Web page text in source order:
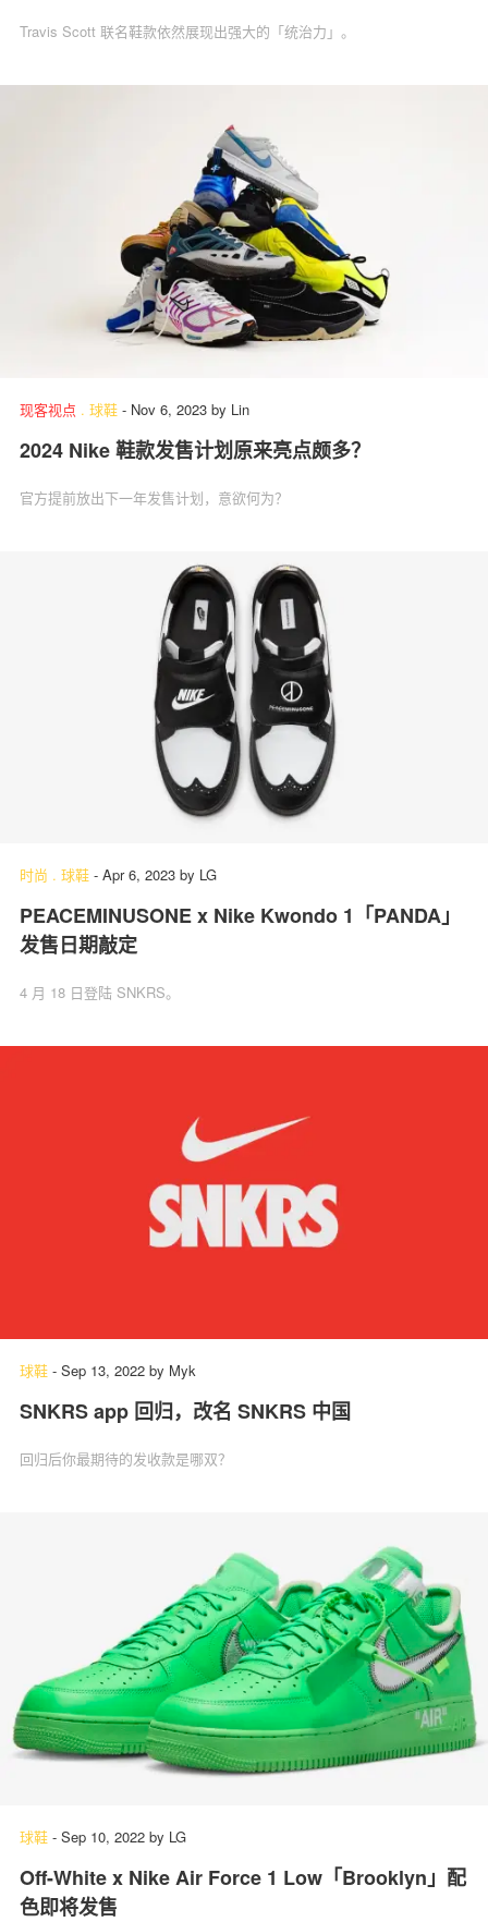
Travis Scott 联名鞋款依然展现出强大的「统治力」。
现客视点 . 球鞋 - Nov 6, 2023 by Lin
2024 Nike 鞋款发售计划原来亮点颇多？
官方提前放出下一年发售计划，意欲何为？
时尚 . 球鞋 - Apr 6, 2023 by LG
PEACEMINUSONE x Nike Kwondo 1「PANDA」
发售日期敲定
4 月 18 日登陆 SNKRS。
球鞋 - Sep 13, 2022 by Myk
SNKRS app 回归，改名 SNKRS 中国
回归后你最期待的发收款是哪双？
球鞋 - Sep 10, 2022 by LG
Off-White x Nike Air Force 1 Low「Brooklyn」配
色即将发售